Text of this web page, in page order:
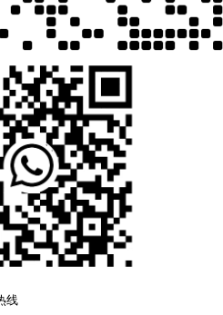
线